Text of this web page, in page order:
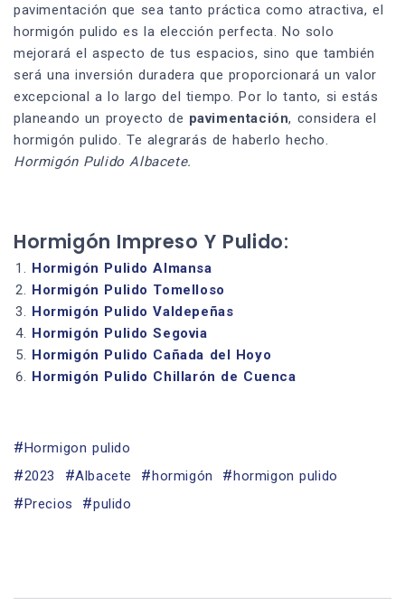
pavimentación que sea tanto práctica como atractiva, el
hormigón pulido es la elección perfecta. No solo
mejorará el aspecto de tus espacios, sino que también
será una inversión duradera que proporcionará un valor
excepcional a lo largo del tiempo. Por lo tanto, si estás
planeando un proyecto de pavimentación, considera el
hormigón pulido. Te alegrarás de haberlo hecho.
Hormigón Pulido Albacete.
Hormigón Impreso Y Pulido:
Hormigón Pulido Almansa
Hormigón Pulido Tomelloso
Hormigón Pulido Valdepeñas
Hormigón Pulido Segovia
Hormigón Pulido Cañada del Hoyo
Hormigón Pulido Chillarón de Cuenca
Hormigon pulido
2023
Albacete hormigón
hormigon pulido
Precios
pulido